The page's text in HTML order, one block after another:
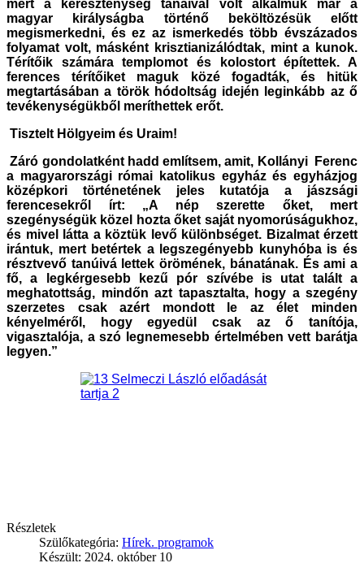
mert a kereszténység tanaival volt alkalmuk már a
magyar királyságba történő beköltözésük előtt
megismerkedni, és ez az ismerkedés több évszázados
folyamat volt, másként krisztianizálódtak, mint a kunok.
Térítőik számára templomot és kolostort építettek. A
ferences térítőiket maguk közé fogadták, és hitük
megtartásában a török hódoltság idején leginkább az ő
tevékenységükből meríthettek erőt.
Tisztelt Hölgyeim és Uraim!
Záró gondolatként hadd említsem, amit, Kollányi Ferenc
a magyarországi római katolikus egyház és egyházjog
középkori történetének jeles kutatója a jászsági
ferencesekről írt: „A nép szerette őket, mert
szegénységük közel hozta őket saját nyomorúságukhoz,
és mivel látta a köztük levő különbséget. Bizalmat érzett
irántuk, mert betértek a legszegényebb kunyhóba is és
résztvevő tanúivá lettek örömének, bánatának. És ami a
fő, a legkérgesebb kezű pór szívébe is utat talált a
meghatottság, mindőn azt tapasztalta, hogy a szegény
szerzetes csak azért mondott le az élet minden
kényelméről, hogy egyedül csak az ő tanítója,
vigasztalója, a szó legnemesebb értelmében vett barátja
legyen.”
Részletek
Szülőkategória: Hírek. programok
Készült: 2024. október 10